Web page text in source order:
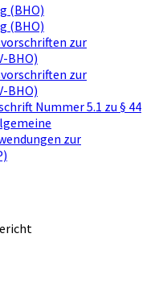
(BHO)
(BHO)
zur
BHO)
zur
BHO)
Nummer 5.1 zu § 44
zur